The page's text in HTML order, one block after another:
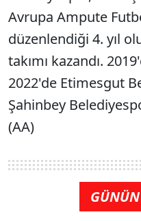
Avrupa Ampute
düzenlendiği 4. yıl
takımı kazandı.
2022'de Etimesgut
Şahinbey
(AA)